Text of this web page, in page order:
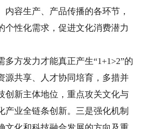
容生产、产品传播的各环节，
个性化需求，促进文化消费潜力
方发力才能真正产生“1+1>2”的
源共享、人才协同培育，多措并
创新主体地位，重点攻关文化与
业全链条创新。三是强化机制